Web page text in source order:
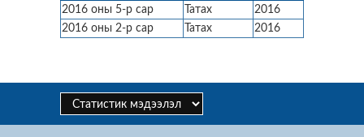
2016 оны 5-р сар
Татах
2016
2016 оны 2-р сар
Татах 2016